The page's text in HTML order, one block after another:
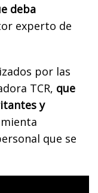
deba
experto de
por las
TCR, que
y
que se